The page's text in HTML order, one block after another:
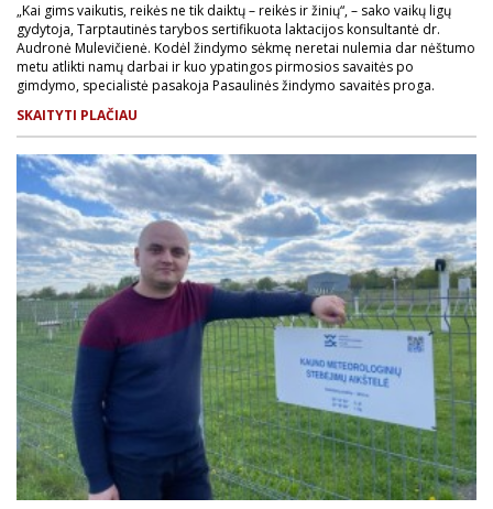
„Kai gims vaikutis, reikės ne tik daiktų – reikės ir žinių“, – sako vaikų ligų
gydytoja, Tarptautinės tarybos sertifikuota laktacijos konsultantė dr.
Audronė Mulevičienė. Kodėl žindymo sėkmę neretai nulemia dar nėštumo
metu atlikti namų darbai ir kuo ypatingos pirmosios savaitės po
gimdymo, specialistė pasakoja Pasaulinės žindymo savaitės proga.
SKAITYTI PLAČIAU